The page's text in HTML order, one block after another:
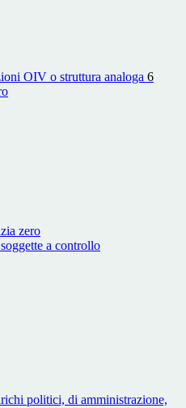
OIV o struttura analoga 6
zero
a controllo
politici, di amministrazione,